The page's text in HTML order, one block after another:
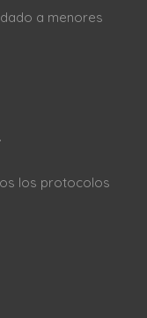
a menores
los protocolos